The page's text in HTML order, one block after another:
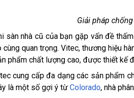
Giải pháp
sàn nhà cũ của bạn gặp vấn đề
cùng quan trọng. Vitec, thương hiệu
phẩm chất lượng cao, được thiết kế
cung cấp đa dạng các sản phẩm
là một số gợi ý từ Colorado, nhà